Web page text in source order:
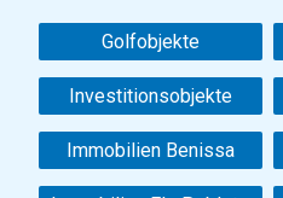
Golfobjekte
Investitionsobjekte
Immobilien Benissa